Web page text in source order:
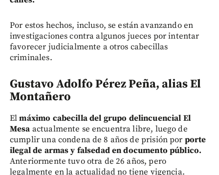
Por estos hechos, incluso, se están avanzando en
investigaciones contra algunos jueces por intentar
favorecer judicialmente a otros cabecillas
criminales.
Gustavo Adolfo Pérez Peña, alias El
Montañero
Elmáximo cabecilla del grupo delincuencial El
Mesa actualmente se encuentra libre, luego de
cumplir una condena de 8 años de prisión por porte
ilegal de armas y falsedad en documento público.
Anteriormente tuvo otra de 26 años, pero
legalmente en la actualidad no tiene vigencia.